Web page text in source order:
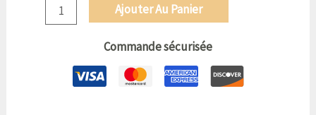
Ajouter Au Panier
Commande sécurisée